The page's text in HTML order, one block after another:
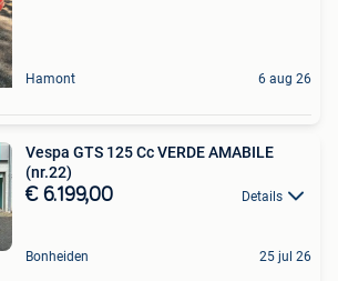
Hamont 6 aug 26
Vespa GTS 125 Cc VERDE AMABILE
(nr.22)
€ 6.199,00 Details
Bonheiden 25 jul 26